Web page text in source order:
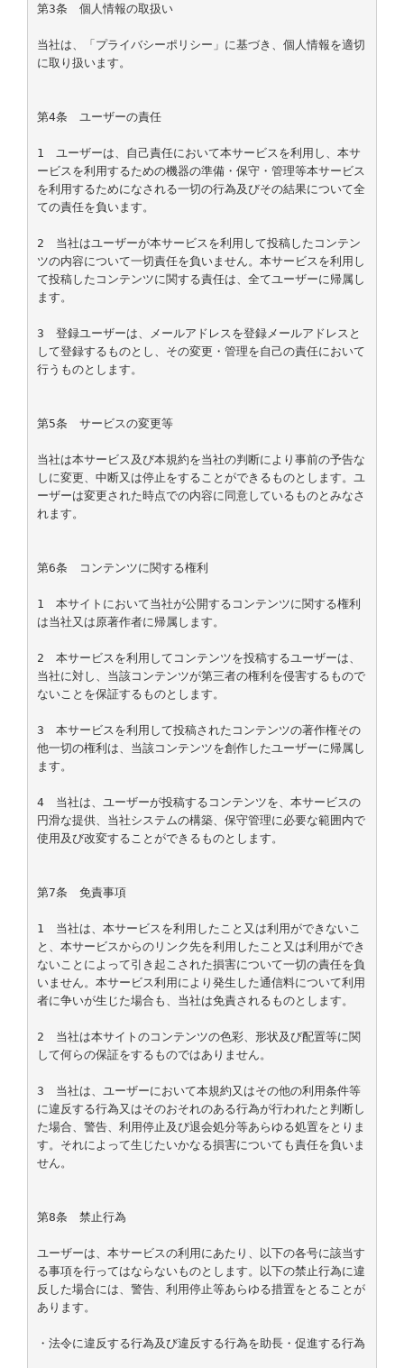
第3条　個人情報の取扱い
当社は、「プライバシーポリシー」に基づき、個人情報を適切
に取り扱います。
第4条　ユーザーの責任
1　ユーザーは、自己責任において本サービスを利用し、本サ
ービスを利用するための機器の準備・保守・管理等本サービス
を利用するためになされる一切の行為及びその結果について全
ての責任を負います。
2　当社はユーザーが本サービスを利用して投稿したコンテン
ツの内容について一切責任を負いません。本サービスを利用し
て投稿したコンテンツに関する責任は、全てユーザーに帰属し
ます。
3　登録ユーザーは、メールアドレスを登録メールアドレスと
して登録するものとし、その変更・管理を自己の責任において
行うものとします。
第5条　サービスの変更等
当社は本サービス及び本規約を当社の判断により事前の予告な
しに変更、中断又は停止をすることができるものとします。ユ
ーザーは変更された時点での内容に同意しているものとみなさ
れます。
第6条　コンテンツに関する権利
1　本サイトにおいて当社が公開するコンテンツに関する権利
は当社又は原著作者に帰属します。
2　本サービスを利用してコンテンツを投稿するユーザーは、
当社に対し、当該コンテンツが第三者の権利を侵害するもので
ないことを保証するものとします。
3　本サービスを利用して投稿されたコンテンツの著作権その
他一切の権利は、当該コンテンツを創作したユーザーに帰属し
ます。
4　当社は、ユーザーが投稿するコンテンツを、本サービスの
円滑な提供、当社システムの構築、保守管理に必要な範囲内で
使用及び改変することができるものとします。
第7条　免責事項
1　当社は、本サービスを利用したこと又は利用ができないこ
と、本サービスからのリンク先を利用したこと又は利用ができ
ないことによって引き起こされた損害について一切の責任を負
いません。本サービス利用により発生した通信料について利用
者に争いが生じた場合も、当社は免責されるものとします。
2　当社は本サイトのコンテンツの色彩、形状及び配置等に関
して何らの保証をするものではありません。
3　当社は、ユーザーにおいて本規約又はその他の利用条件等
に違反する行為又はそのおそれのある行為が行われたと判断し
た場合、警告、利用停止及び退会処分等あらゆる処置をとりま
す。それによって生じたいかなる損害についても責任を負いま
せん。
第8条　禁止行為
ユーザーは、本サービスの利用にあたり、以下の各号に該当す
る事項を行ってはならないものとします。以下の禁止行為に違
反した場合には、警告、利用停止等あらゆる措置をとることが
あります。
・法令に違反する行為及び違反する行為を助長・促進する行為